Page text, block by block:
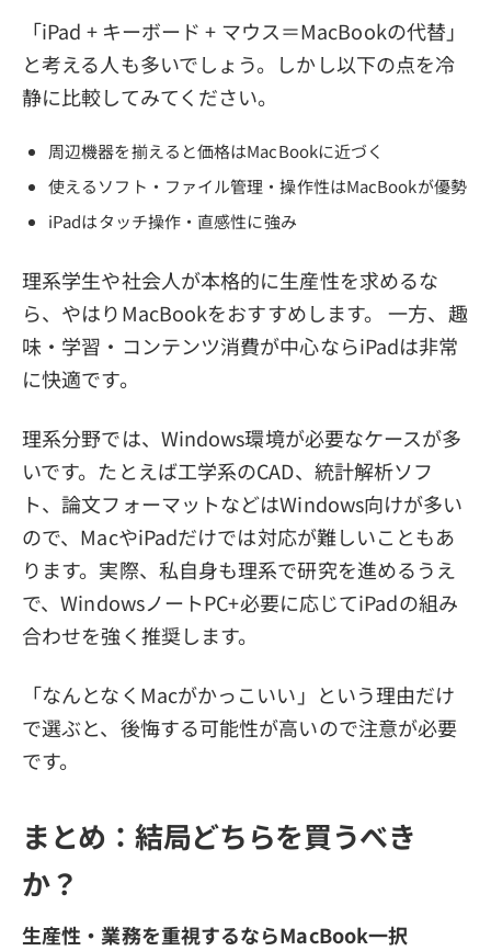
「iPad + キーボード + マウス＝MacBookの代替」
と考える人も多いでしょう。しかし以下の点を冷
静に比較してみてください。
周辺機器を揃えると価格はMacBookに近づく
使えるソフト・ファイル管理・操作性はMacBookが優勢
iPadはタッチ操作・直感性に強み
理系学生や社会人が本格的に生産性を求めるな
ら、やはりMacBookをおすすめします。 一方、趣
味・学習・コンテンツ消費が中心ならiPadは非常
に快適です。
理系分野では、Windows環境が必要なケースが多
いです。たとえば工学系のCAD、統計解析ソフ
ト、論文フォーマットなどはWindows向けが多い
ので、MacやiPadだけでは対応が難しいこともあ
ります。実際、私自身も理系で研究を進めるうえ
で、WindowsノートPC+必要に応じてiPadの組み
合わせを強く推奨します。
「なんとなくMacがかっこいい」という理由だけ
で選ぶと、後悔する可能性が高いので注意が必要
です。
まとめ：結局どちらを買うべき
か？
生産性・業務を重視するならMacBook一択